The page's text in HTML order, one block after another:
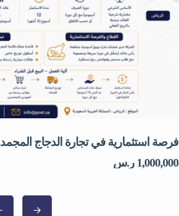
فرصة استثمارية في تجارة الدجاج المجمد
1,000,000 ر.س